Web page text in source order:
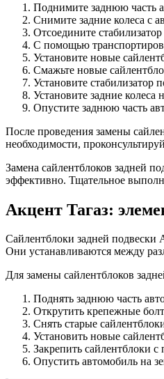
Поднимите заднюю часть
Снимите задние колеса с
Отсоедините
С помощью
Установите новые
Смажьте новые
Установите стабилизатор
Установите задние колеса
Опустите заднюю часть
После проведения замены
необходимости,
Замена сайлентблоков задней
эффективно. Тщательное
Акцент Тагаз:
Сайлентблоки задней подвески
Они устанавливаются между
Для замены сайлентблоков
Поднять заднюю часть
Открутить крепежные
Снять старые
Установить новые
Закрепить сайлентблоки
Опустить автомобиль на